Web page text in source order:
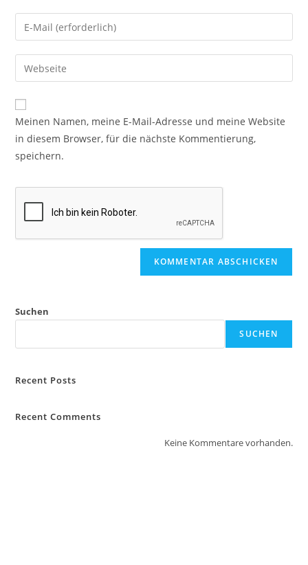
Meinen Namen, meine E-Mail-Adresse und meine Website
in diesem Browser, für die nächste Kommentierung,
speichern.
Suchen
SUCHEN
Recent Posts
Recent Comments
Keine Kommentare vorhanden.